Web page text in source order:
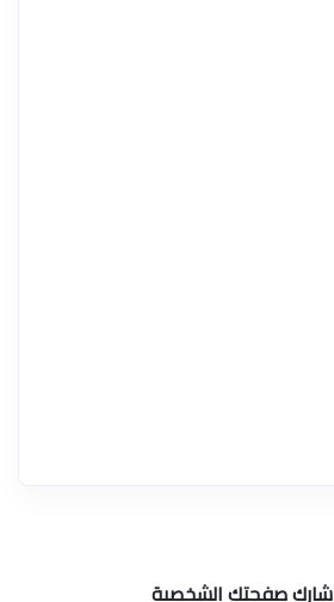
شارك صفحتك الشخصية